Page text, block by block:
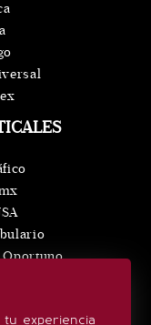
tu experiencia